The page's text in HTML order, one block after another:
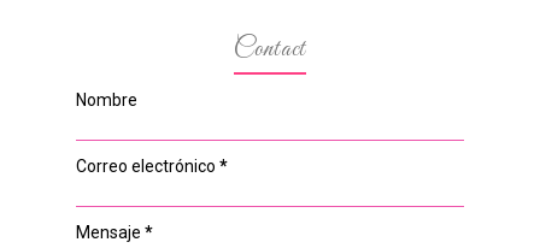
Contact
Nombre
Correo electrónico *
Mensaje *